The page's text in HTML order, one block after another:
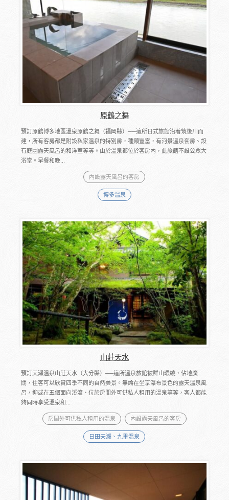
原鶴之舞
預訂原鶴博多地區溫泉原鶴之舞（福岡縣）──這所日式旅館沿着筑後川而
建，所有客房都是附設私家溫泉的特別房，種類豐富，有河景溫泉套房、設
有庭園露天風呂的和洋室等等。由於溫泉都位於客房內，此旅館不設公眾大
浴堂。早餐和晚...
內設露天風呂的客房
博多溫泉
山莊天水
預訂天瀨溫泉山莊天水（大分縣）──這所溫泉旅館被群山環繞，佔地廣
闊，住客可以欣賞四季不同的自然美景。無論在坐享瀑布景色的露天溫泉風
呂，抑或在五個面向溪流、位於房間外可供私人租用的溫泉等等，客人都能
夠同時享受溫泉和...
房間外可供私人租用的溫泉 內設露天風呂的客房
日田天瀨、九重溫泉